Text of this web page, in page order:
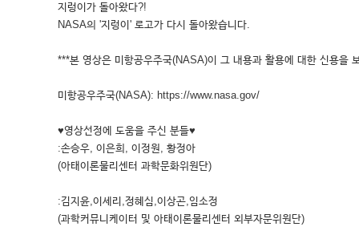
지렁이가 돌아왔다?!
NASA의 '지렁이' 로고가 다시 돌아왔습니다.
***본 영상은 미항공우주국(NASA)이 그 내용과 활용에 대한 신용을
미항공우주국(NASA): https://www.nasa.gov/
♥영상선정에 도움을 주신 분들♥
:손승우, 이은희, 이정원, 황정아
(아태이론물리센터 과학문화위원단)
:김지윤,이세리,정혜심,이상곤,임소정
(과학커뮤니케이터 및 아태이론물리센터 외부자문위원단)